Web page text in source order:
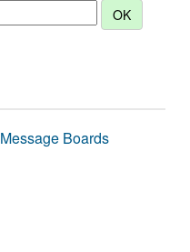
Message Boards